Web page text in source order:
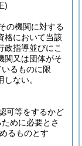
)
の機関に対する
格において当該
政指導並びにこ
関又は団体がそ
るものに限
ない。
可等をするかど
めに必要とさ
るものとす